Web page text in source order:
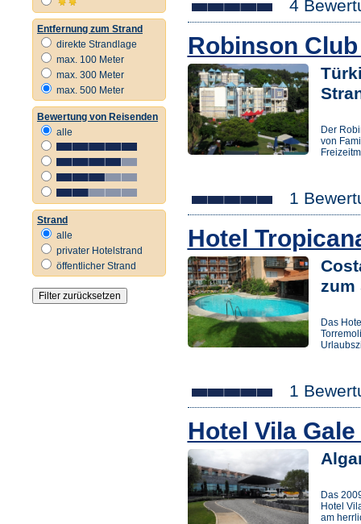
Entfernung zum Strand
direkte Strandlage
max. 100 Meter
max. 300 Meter
max. 500 Meter
Bewertung von Reisenden
alle
Strand
alle
privater Hotelstrand
öffentlicher Strand
4
Robinson
Der
von
1
Hotel
zum
Das
1
Hotel Vila
Das
Hotel
am